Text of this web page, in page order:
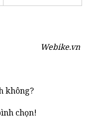
Webike.vn
không?
chọn!